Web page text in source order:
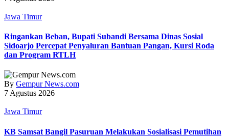
Jawa Timur
Ringankan Beban, Bupati Subandi Bersama Dinas Sosial
Sidoarjo Percepat Penyaluran Bantuan Pangan, Kursi Roda
dan Program RTLH
By Gempur News.com
7 Agustus 2026
Jawa Timur
KB Samsat Bangil Pasuruan Melakukan Sosialisasi Pemutihan